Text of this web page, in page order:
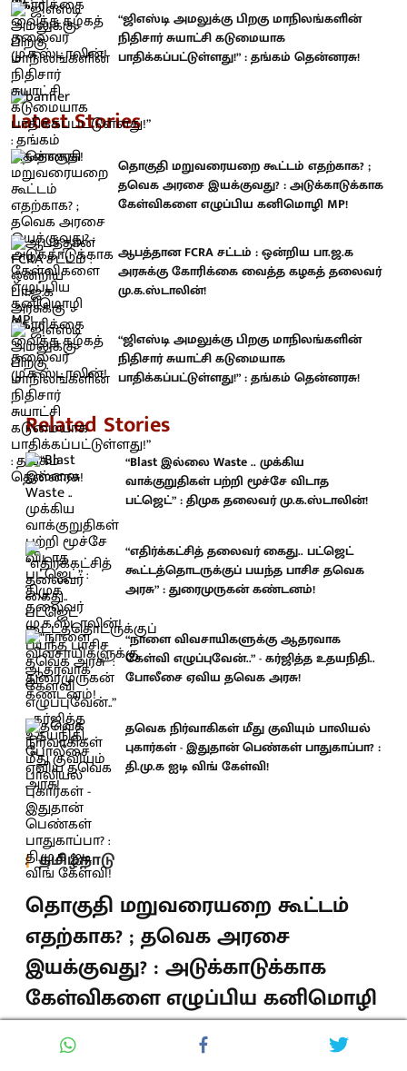
“ஜிஎஸ்டி அமலுக்கு பிறகு மாநிலங்களின்
நிதிசார் சுயாட்சி கடுமையாக
பாதிக்கப்பட்டுள்ளது!” : தங்கம் தென்னரசு!
Latest Stories
தொகுதி மறுவரையறை கூட்டம் எதற்காக? ;
தவெக அரசை இயக்குவது? : அடுக்காடுக்காக
கேள்விகளை எழுப்பிய கனிமொழி MP!
ஆபத்தான FCRA சட்டம் : ஒன்றிய பா.ஜ.க
அரசுக்கு கோரிக்கை வைத்த கழகத் தலைவர்
மு.க.ஸ்டாலின்!
“ஜிஎஸ்டி அமலுக்கு பிறகு மாநிலங்களின்
நிதிசார் சுயாட்சி கடுமையாக
பாதிக்கப்பட்டுள்ளது!” : தங்கம் தென்னரசு!
Related Stories
“Blast இல்லை Waste .. முக்கிய
வாக்குறுதிகள் பற்றி மூச்சே விடாத
பட்ஜெட்” : திமுக தலைவர் மு.க.ஸ்டாலின்!
“எதிர்க்கட்சித் தலைவர் கைது.. பட்ஜெட்
கூட்டத்தொடருக்குப் பயந்த பாசிச தவெக
அரசு” : துரைமுருகன் கண்டனம்!
“நாளை விவசாயிகளுக்கு ஆதரவாக
கேள்வி எழுப்புவேன்..” - கர்ஜித்த உதயநிதி..
போலீசை ஏவிய தவெக அரசு!
தவெக நிர்வாகிகள் மீது குவியும் பாலியல்
புகார்கள் - இதுதான் பெண்கள் பாதுகாப்பா? :
தி.மு.க ஐடி விங் கேள்வி!
தமிழ்நாடு
தொகுதி மறுவரையறை கூட்டம்
எதற்காக? ; தவெக அரசை
இயக்குவது? : அடுக்காடுக்காக
கேள்விகளை எழுப்பிய கனிமொழி
MP!